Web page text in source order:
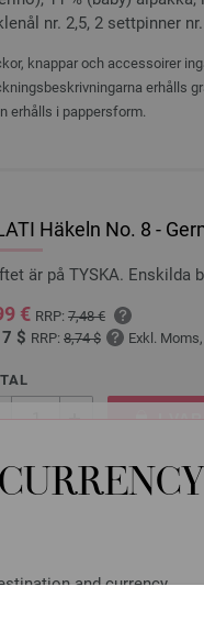
and currency.
nr. 2,5, 2 settpinner
knappar och accessoirer
erhålls
erhålls i pappersform.
Häkeln No. 8 -
är på TYSKA. Enskilda
€ RRP: 7,48 €
$ RRP: 8,74 $ Exkl.
I
På inköpslistan